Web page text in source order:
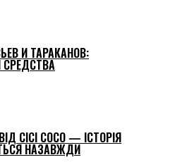
И ТАРАКАНОВ:
CICI COCO — ІСТОРІЯ
НАЗАВЖДИ